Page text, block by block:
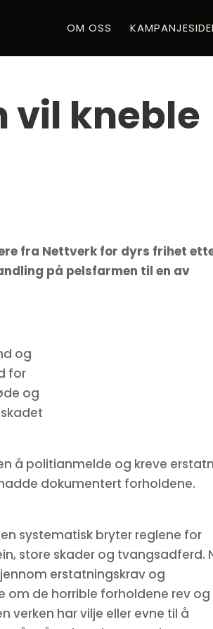
OM OSS
kneble
fra Nettverk for dyrs frihet
på pelsfarmen til en av
og
for
og
å politianmelde og kreve
dokumentert forholdene.
systematisk bryter reglene for
store skader og tvangsadferd.
erstatningskrav og
om de horrible forholdene rev og
verken har vilje eller evne til å